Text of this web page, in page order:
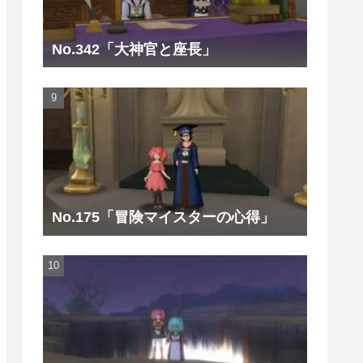
No.342「大神官と座長」
No.175「冒険マイスターの心得」